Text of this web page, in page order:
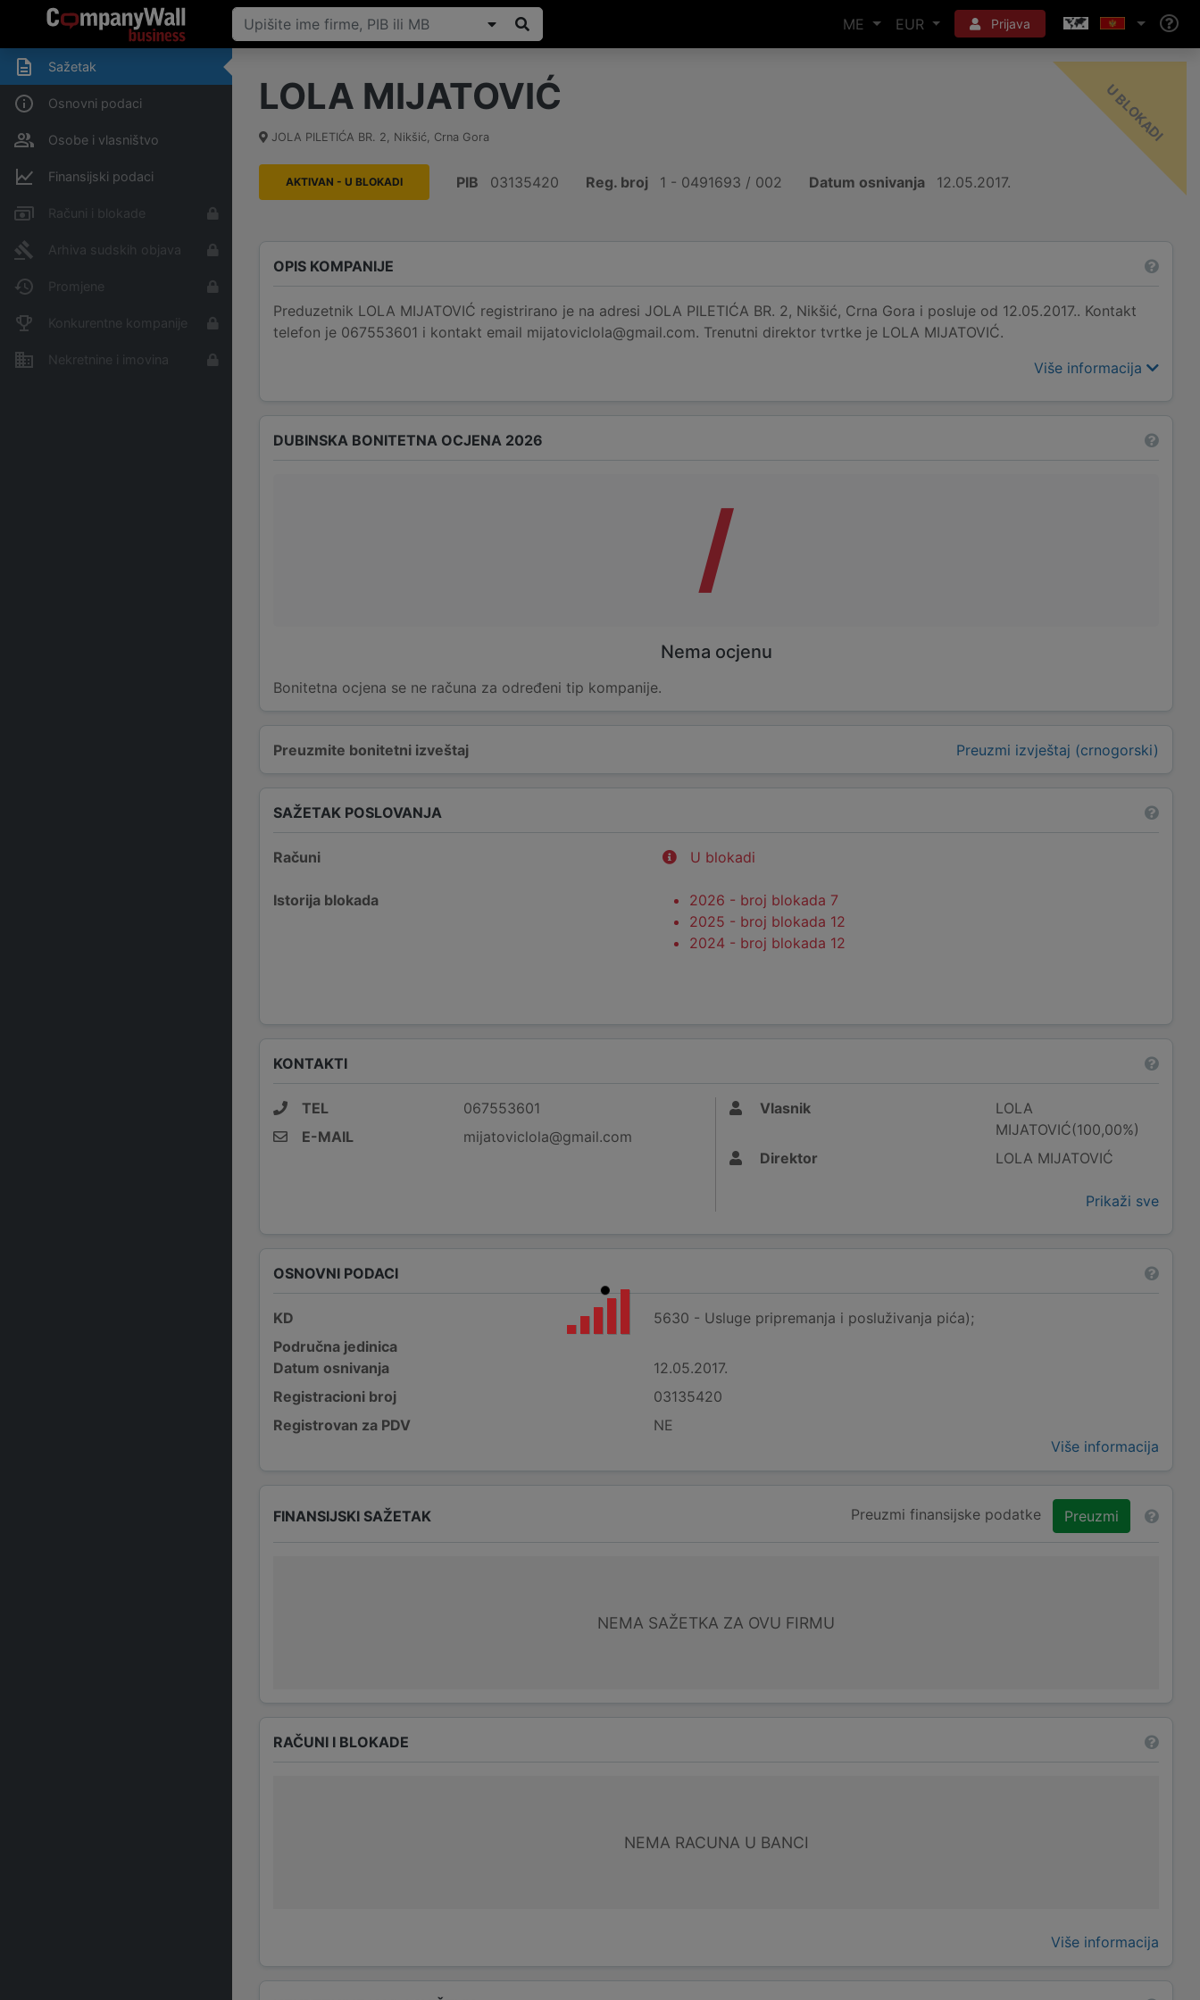
ME EUR Prijava
Sažetak
Osnovni podaci
Osobe i vlasništvo
Finansijski podaci
Računi i blokade
Arhiva sudskih objava
Promjene
Konkurentne kompanije
Nekretnine i imovina
LOLA MIJATOVIĆ
JOLA PILETIĆA BR. 2, Nikšić, Crna Gora -
I
AKTIVAN - U BLOKADI PIB 03135420 Reg. broj 1 - 0491693 / 002 Datum osnivanja 12.05.2017.
OPIS KOMPANIJE
Preduzetnik LOLA MIJATOVIĆ registrirano je na adresi JOLA PILETIĆA BR. 2, Nikšić, Crna Gora i posluje od 12.05.2017.. Kontakt
telefon je 067553601 i kontakt email mijatoviclola@gmail.com. Trenutni direktor tvrtke je LOLA MIJATOVIĆ.
Više informacija
Preuzmite bonitetni izveštaj Preuzmi izvještaj (crnogorski)
DUBINSKA BONITETNA OCJENA 2026
/
Nema ocjenu
Bonitetna ocjena se ne računa za određeni tip kompanije.
SAŽETAK POSLOVANJA
Računi U blokadi
Istorija blokada
2026 - broj blokada 7
2025 - broj blokada 12
2024 - broj blokada 12
KONTAKTI
TEL
067553601
E-MAIL
mijatoviclola@gmail.com
Vlasnik
LOLA
MIJATOVIĆ(100,00%)
Direktor
LOLA MIJATOVIĆ
Prikaži sve
OSNOVNI PODACI
KD
5630 - Usluge pripremanja i posluživanja pića);
Područna jedinica
Datum osnivanja
12.05.2017.
Registracioni broj
03135420
Registrovan za PDV
NE
Više informacija
FINANSIJSKI SAŽETAK Preuzmi finansijske podatke Preuzmi
NEMA SAŽETKA ZA OVU FIRMU
RAČUNI I BLOKADE
NEMA RACUNA U BANCI
Više informacija